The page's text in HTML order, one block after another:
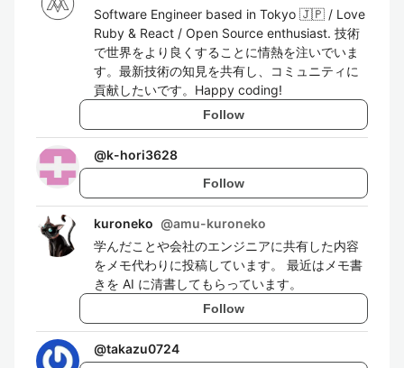
Software Engineer based in Tokyo 🇯🇵 / Love
Ruby & React / Open Source enthusiast. 技術
で世界をより良くすることに情熱を注いでいま
す。最新技術の知見を共有し、コミュニティに
貢献したいです。Happy coding!
Follow
@k-hori3628
Follow
kuroneko @amu-kuroneko
学んだことや会社のエンジニアに共有した内容
をメモ代わりに投稿しています。 最近はメモ書
きを AI に清書してもらっています。
Follow
@takazu0724